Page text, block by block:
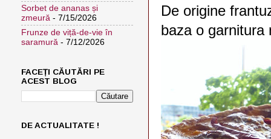
De origine
baza o garnitura
Sorbet de ananas și
zmeură - 7/15/2026
Frunze de viță-de-vie în
saramură - 7/12/2026
FACEȚI CĂUTĂRI PE
ACEST BLOG
DE ACTUALITATE !